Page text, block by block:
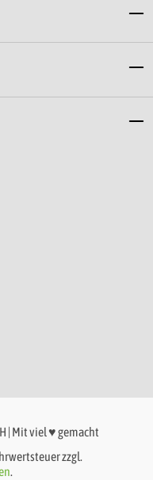
| Mit viel ♥ gemacht
zzgl.
.